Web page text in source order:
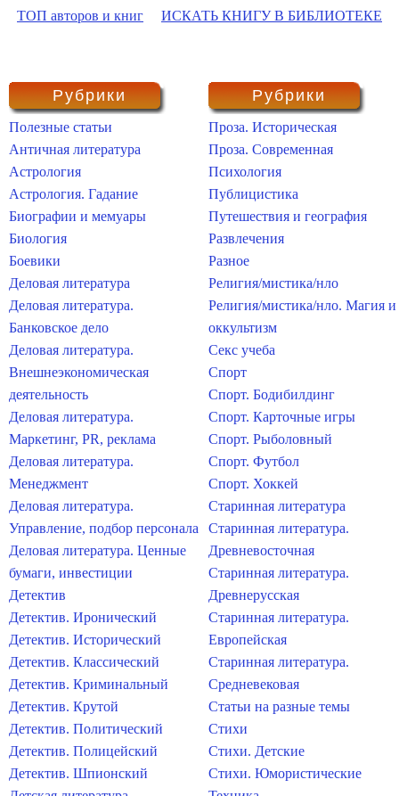
ТОП авторов и книг ИСКАТЬ КНИГУ В БИБЛИОТЕКЕ
Рубрики
Полезные статьи
Античная литература
Астрология
Астрология. Гадание
Биографии и мемуары
Биология
Боевики
Деловая литература
Деловая литература.
Банковское дело
Деловая литература.
Внешнеэкономическая
деятельность
Деловая литература.
Маркетинг, PR, реклама
Деловая литература.
Менеджмент
Деловая литература.
Управление, подбор персонала
Деловая литература. Ценные
бумаги, инвестиции
Детектив
Детектив. Иронический
Детектив. Исторический
Детектив. Классический
Детектив. Криминальный
Детектив. Крутой
Детектив. Политический
Детектив. Полицейский
Детектив. Шпионский
Рубрики
Проза. Историческая
Проза. Современная
Психология
Публицистика
Путешествия и география
Развлечения
Разное
Религия/мистика/нло
Религия/мистика/нло. Магия и
оккультизм
Секс учеба
Спорт
Спорт. Бодибилдинг
Спорт. Карточные игры
Спорт. Рыболовный
Спорт. Футбол
Спорт. Хоккей
Старинная литература
Старинная литература.
Древневосточная
Старинная литература.
Древнерусская
Старинная литература.
Европейская
Старинная литература.
Средневековая
Статьи на разные темы
Стихи
Стихи. Детские
Стихи. Юмористические